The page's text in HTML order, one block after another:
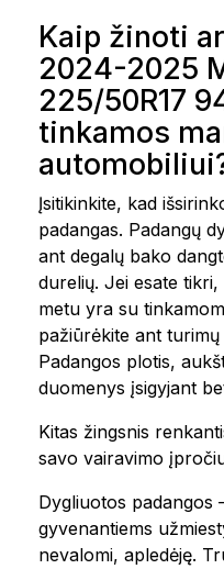
Kaip žinoti
2024-2025
225/50R17
tinkamos
Įsitikinkite, kad
padangas. Padangų
ant degalų bako
durelių. Jei esate
metu yra su
pažiūrėkite ant turimų
Padangos plotis,
duomenys įsigyjant
Kitas žingsnis
savo vairavimo
Dygliuotos padangos
gyvenantiems
nevalomi, apledėję.